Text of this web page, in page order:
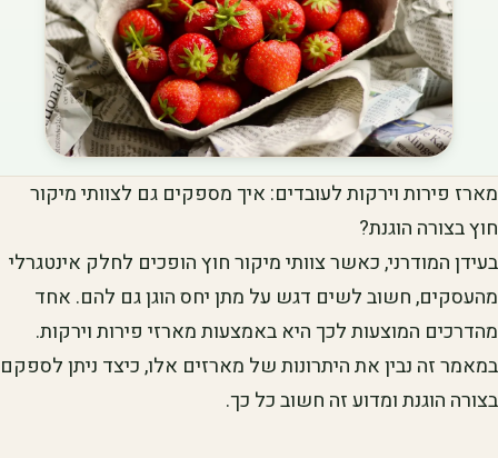
מארז פירות וירקות לעובדים: איך מספקים גם לצוותי מיקור
חוץ בצורה הוגנת?
בעידן המודרני, כאשר צוותי מיקור חוץ הופכים לחלק אינטגרלי
מהעסקים, חשוב לשים דגש על מתן יחס הוגן גם להם. אחד
מהדרכים המוצעות לכך היא באמצעות מארזי פירות וירקות.
במאמר זה נבין את היתרונות של מארזים אלו, כיצד ניתן לספקם
בצורה הוגנת ומדוע זה חשוב כל כך.